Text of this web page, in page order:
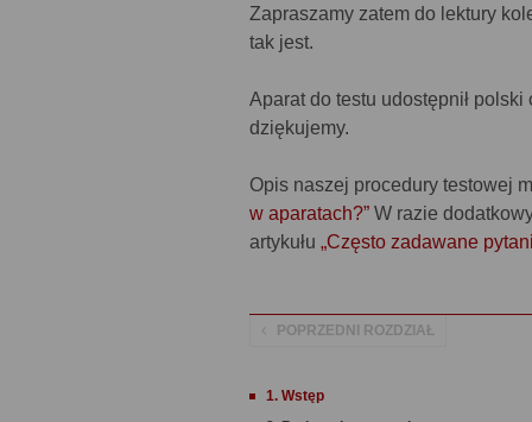
Zapraszamy zatem do lektury
tak jest.
Aparat do testu udostępnił polski
dziękujemy.
Opis naszej procedury testowej
w aparatach?” W razie
artykułu „Często zadawane
POPRZEDNI ROZDZIAŁ
1. Wstęp